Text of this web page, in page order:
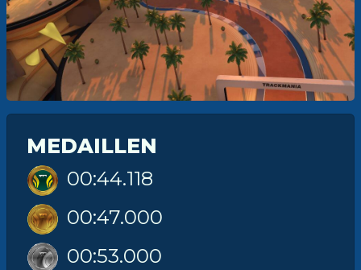
MEDAILLEN
00:44.118
00:47.000
00:53.000